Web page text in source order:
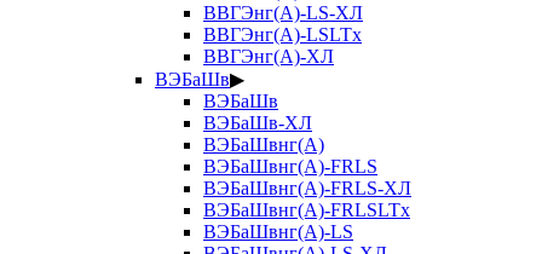
ВВГЭнг(А)-LS-ХЛ
ВВГЭнг(А)-LSLTx
ВВГЭнг(А)-ХЛ
ВЭБаШв▶
ВЭБаШв
ВЭБаШв-ХЛ
ВЭБаШвнг(А)
ВЭБаШвнг(А)-FRLS
ВЭБаШвнг(А)-FRLS-ХЛ
ВЭБаШвнг(А)-FRLSLTx
ВЭБаШвнг(А)-LS